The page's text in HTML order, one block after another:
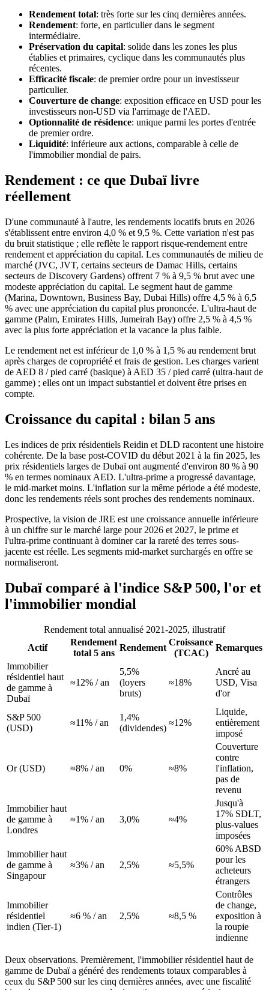
Rendement total: très forte sur les cinq dernières années.
Rendement: forte, en particulier dans le segment
intermédiaire.
Préservation du capital: solide dans les zones les plus
établies et primaires, cyclique dans les communautés plus
récentes.
Efficacité fiscale: de premier ordre pour un investisseur
particulier.
Couverture de change: exposition efficace en USD pour les
investisseurs non-USD via l'arrimage de l'AED.
Optionnalité de résidence: unique parmi les portes d'entrée
de premier ordre.
Liquidité: inférieure aux actions, comparable à celle de
l'immobilier mondial de pairs.
Rendement : ce que Dubaï livre
réellement
D'une communauté à l'autre, les rendements locatifs bruts en 2026
s'établissent entre environ 4,0 % et 9,5 %. Cette variation n'est pas
du bruit statistique ; elle reflète le rapport risque-rendement entre
rendement et appréciation du capital. Les communautés de milieu de
marché (JVC, JVT, certains secteurs de Damac Hills, certains
secteurs de Discovery Gardens) offrent 7 % à 9,5 % brut avec une
modeste appréciation du capital. Le segment haut de gamme
(Marina, Downtown, Business Bay, Dubai Hills) offre 4,5 % à 6,5
% avec une appréciation du capital plus prononcée. L'ultra-haut de
gamme (Palm, Emirates Hills, Jumeirah Bay) offre 2,5 % à 4,5 %
avec la plus forte appréciation et la vacance la plus faible.
Le rendement net est inférieur de 1,0 % à 1,5 % au rendement brut
après charges de copropriété et frais de gestion. Les charges varient
de AED 8 / pied carré (basique) à AED 35 / pied carré (ultra-haut de
gamme) ; elles ont un impact substantiel et doivent être prises en
compte.
Croissance du capital : bilan 5 ans
Les indices de prix résidentiels Reidin et DLD racontent une histoire
cohérente. De la base post-COVID du début 2021 à la fin 2025, les
prix résidentiels larges de Dubaï ont augmenté d'environ 80 % à 90
% en termes nominaux AED. L'ultra-prime a progressé davantage,
le mid-market moins. L'inflation sur la même période a été modeste,
donc les rendements réels sont proches des rendements nominaux.
Prospective, la vision de JRE est une croissance annuelle inférieure
à un chiffre sur le marché large pour 2026 et 2027, le prime et
l'ultra-prime continuant à dominer car la rareté des terres sous-
jacente est réelle. Les segments mid-market surchargés en offre se
normaliseront.
Dubaï comparé à l'indice S&P 500, l'or et
l'immobilier mondial
Rendement total annualisé 2021-2025, illustratif
Actif
Rendement
total 5 ans
Rendement
Croissance
(TCAC)
Remarques
Immobilier
résidentiel haut
de gamme à
Dubaï
≈12% / an
5,5%
(loyers
bruts)
≈18%
Ancré au
USD, Visa
d'or
S&P 500
(USD)
≈11% / an
1,4%
(dividendes)
≈12%
Liquide,
entièrement
imposé
Or (USD) ≈8% / an 0% ≈8%
Couverture
contre
l'inflation,
pas de
revenu
Immobilier haut
de gamme à
Londres
≈1% / an 3,0% ≈4%
Jusqu'à
17% SDLT,
plus-values
imposées
Immobilier haut
de gamme à
Singapour
≈3% / an 2,5% ≈5,5%
60% ABSD
pour les
acheteurs
étrangers
Immobilier
résidentiel
indien (Tier-1)
≈6 % / an 2,5% ≈8,5 %
Contrôles
de change,
exposition à
la roupie
indienne
Deux observations. Premièrement, l'immobilier résidentiel haut de
gamme de Dubaï a généré des rendements totaux comparables à
ceux du S&P 500 sur les cinq dernières années, avec une fiscalité